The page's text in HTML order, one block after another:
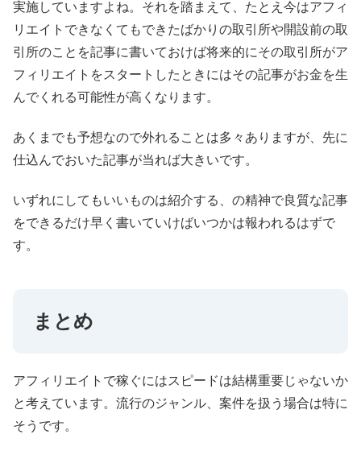
実施していますよね。それを踏まえて、たとえ今はアフィ
リエイトできなくてもできたばかりの取引所や開設前の取
引所のことを記事に書いておけば将来的にその取引所がア
フィリエイトをスタートしたときにはその記事がお金を生
んでくれる可能性が高くなります。
あくまでも予想なので外れることは多々ありますが、先に
仕込んでおいた記事が当れば大きいです。
いずれにしてもいいものは紹介する、の精神で良質な記事
をできるだけ早く書いていけばいつかは報われるはずで
す。
まとめ
アフィリエイトで稼ぐにはスピードは結構重要じゃないか
と考えています。流行のジャンル、案件を扱う場合は特に
そうです。